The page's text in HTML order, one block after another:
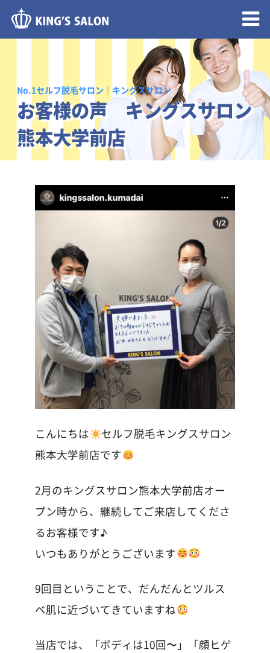
No.1セルフ脱毛サロン｜キングスサロン
お客様の声 キングスサロン
熊本大学前店
こんにちは
セルフ脱毛キングスサロン
熊本大学前店です
2月のキングスサロン熊本大学前店オー
プン時から、継続してご来店してくださ
るお客様です♪
いつもありがとうございます
9回目ということで、だんだんとツルス
ベ肌に近づいてきていますね
当店では、「ボディは10回〜」「顔ヒゲ